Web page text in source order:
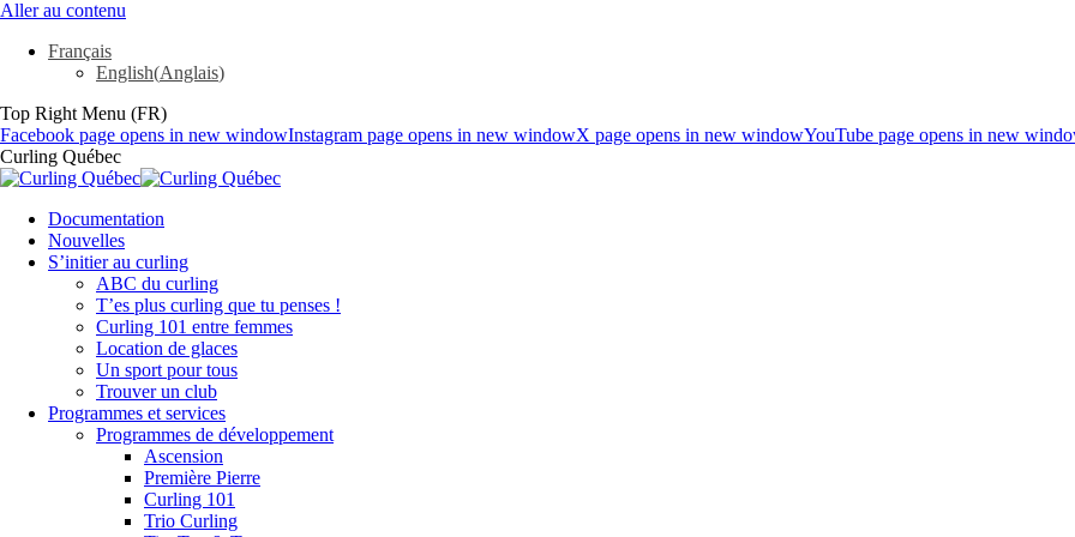
Aller au contenu
Français
English(Anglais)
Top Right Menu (FR)
Facebook page opens in new windowInstagram page opens in new windowX page opens in new windowYouTube page opens in new
Curling Québec
Documentation
Nouvelles
S’initier au curling
ABC du curling
T’es plus curling que tu penses !
Curling 101 entre femmes
Location de glaces
Un sport pour tous
Trouver un club
Programmes et services
Programmes de développement
Ascension
Première Pierre
Curling 101
Trio Curling